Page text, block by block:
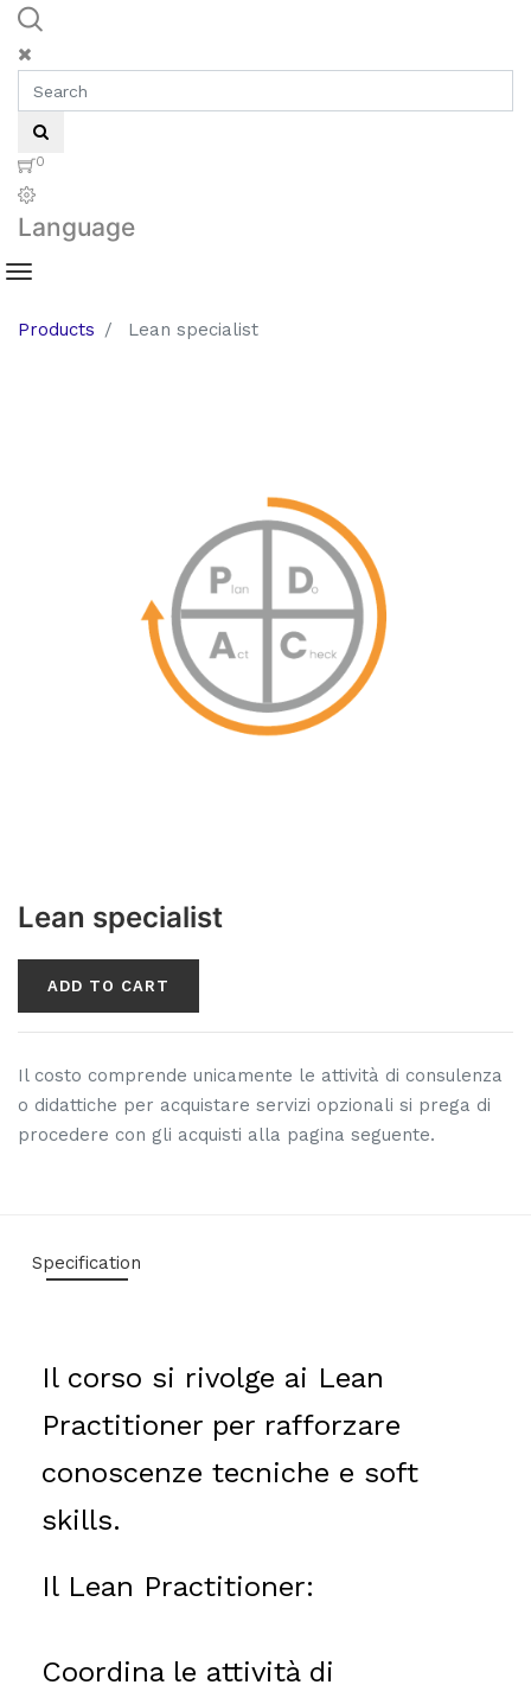
0
Language
Products Lean specialist
Lean specialist
ADD TO CART
Il costo comprende unicamente le attività di consulenza
o didattiche per acquistare servizi opzionali si prega di
procedere con gli acquisti alla pagina seguente.
Specification
Il corso si rivolge ai Lean
Practitioner per rafforzare
conoscenze tecniche e soft
skills.
Il Lean Practitioner:
Coordina le attività di